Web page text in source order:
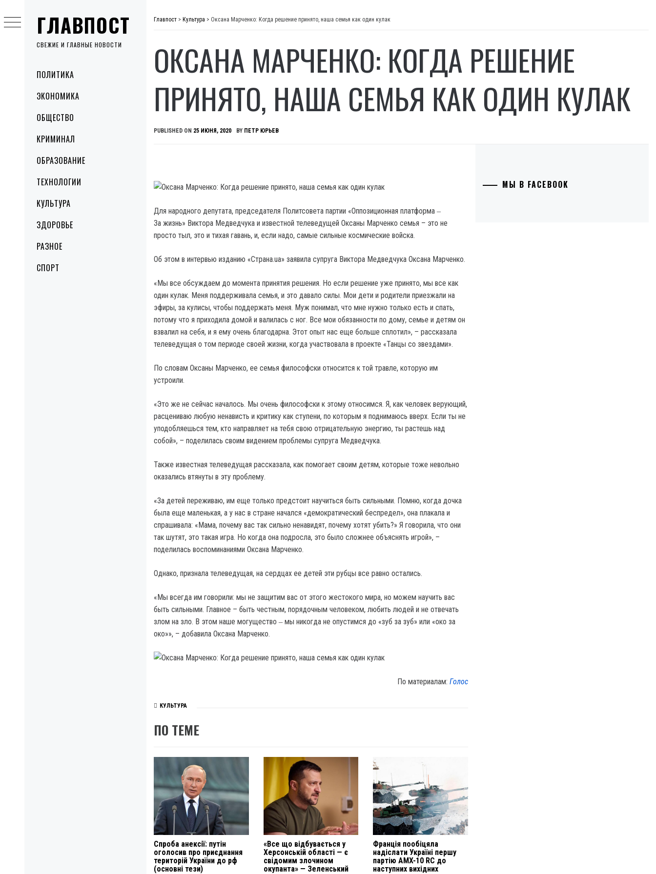
ГЛАВПОСТ
СВЕЖИЕ И ГЛАВНЫЕ НОВОСТИ
MenuПОЛИТИКА
ЭКОНОМИКА
ОБЩЕСТВО
КРИМИНАЛ
ОБРАЗОВАНИЕ
ТЕХНОЛОГИИ
КУЛЬТУРА
ЗДОРОВЬЕ
РАЗНОЕ
СПОРТ
to
content
Главпост > Культура > Оксана Марченко: Когда решение принято, наша семья как один кулак
ОКСАНА МАРЧЕНКО: КОГДА РЕШЕНИЕ
ПРИНЯТО, НАША СЕМЬЯ КАК ОДИН КУЛАК
PUBLISHED ON 25 ИЮНЯ, 2020 BY ПЕТР ЮРЬЕВ
Для народного депутата, председателя Политсовета партии «Оппозиционная платформа ‒
За жизнь» Виктора Медведчука и известной телеведущей Оксаны Марченко семья – это не
просто тыл, это и тихая гавань, и, если надо, самые сильные космические войска.
Об этом в интервью изданию «Страна.ua» заявила супруга Виктора Медведчука Оксана Марченко.
«Мы все обсуждаем до момента принятия решения. Но если решение уже принято, мы все как
один кулак. Меня поддерживала семья, и это давало силы. Мои дети и родители приезжали на
эфиры, за кулисы, чтобы поддержать меня. Муж понимал, что мне нужно только есть и спать,
потому что я приходила домой и валилась с ног. Все мои обязанности по дому, семье и детям он
взвалил на себя, и я ему очень благодарна. Этот опыт нас еще больше сплотил», – рассказала
телеведущая о том периоде своей жизни, когда участвовала в проекте «Танцы со звездами».
По словам Оксаны Марченко, ее семья философски относится к той травле, которую им
устроили.
«Это же не сейчас началось. Мы очень философски к этому относимся. Я, как человек верующий,
расцениваю любую ненависть и критику как ступени, по которым я поднимаюсь вверх. Если ты не
уподобляешься тем, кто направляет на тебя свою отрицательную энергию, ты растешь над
собой», – поделилась своим видением проблемы супруга Медведчука.
Также известная телеведущая рассказала, как помогает своим детям, которые тоже невольно
оказались втянуты в эту проблему.
«За детей переживаю, им еще только предстоит научиться быть сильными. Помню, когда дочка
была еще маленькая, а у нас в стране начался «демократический беспредел», она плакала и
спрашивала: «Мама, почему вас так сильно ненавидят, почему хотят убить?» Я говорила, что они
так шутят, это такая игра. Но когда она подросла, это было сложнее объяснять игрой», –
поделилась воспоминаниями Оксана Марченко.
Однако, признала телеведущая, на сердцах ее детей эти рубцы все равно остались.
«Мы всегда им говорили: мы не защитим вас от этого жестокого мира, но можем научить вас
быть сильными. Главное – быть честным, порядочным человеком, любить людей и не отвечать
злом на зло. В этом наше могущество ‒ мы никогда не опустимся до «зуб за зуб» или «око за
око»», – добавила Оксана Марченко.
По материалам:Голос
КУЛЬТУРА
ПО ТЕМЕ
Спроба анексії: путін
оголосив про приєднання
територій України до рф
(основні тези)
«Все що відбувається у
Херсонській області — є
свідомим злочином
окупанта» — Зеленський
Франція пообіцяла
надіслати Україні першу
партію AMX-10 RC до
наступних вихідних
МЫ В FACEBOOK